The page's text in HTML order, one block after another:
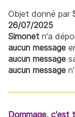
Objet donné par
26/07/2025
Simonet n'a
aucun message
aucun message
aucun message
Dommage, c'est